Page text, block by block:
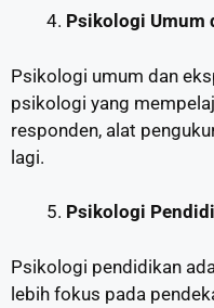
Psikologi Umum
Psikologi umum dan
psikologi yang
responden, alat
lagi.
Psikologi
Psikologi pendidikan
lebih fokus pada